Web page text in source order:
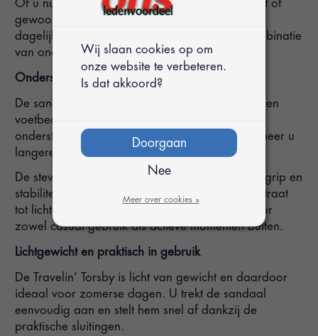
Of u nu een wandeling maakt, op vakantie bent of
gewoon een comfortabele sandaal zoekt voor
dagelijks gebruik, de Torsby biedt een fijne combinatie
van ondersteuning en bewegingsvrijheid.
Ondersteuning en stabiliteit bij iedere stap
De sandaal is voorzien van een comfortabel leren
voetbed met memory foam dat uw voeten goed
ondersteunt. Hierdoor loopt u prettig, ook wanneer u
langere tijd onderweg bent.
De stevige en lichtgewicht EVA zool zorgt voor grip en
stabiliteit op verschillende ondergronden, van straat
tot licht terrein. Dit maakt de Torsby geschikt voor
zowel casual gebruik als actieve momenten buiten.
Lichtgewicht en praktisch in gebruik
De Travelin’ Torsby is licht van gewicht en daardoor
ideaal voor zomerse dagen. U trekt de sandaal
eenvoudig aan en stelt hem snel af dankzij de
praktische sluitingen.
Wij slaan cookies op om
onze website te verbeteren.
Is dat akkoord?
Doorgaan
Nee
Meer over cookies »